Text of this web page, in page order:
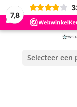
7,8
Selecteer een